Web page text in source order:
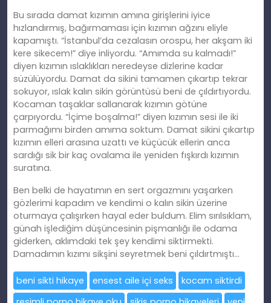
Bu sırada damat kızımın amına girişlerini iyice
hızlandırmış, bağırmaması için kızımın ağzını eliyle
kapamıştı. “İstanbul’da cezalasın orospu, her akşam iki
kere sikecem!” diye inliyordu. “Amımda su kalmadı!”
diyen kızımın ıslaklıkları neredeyse dizlerine kadar
süzülüyordu. Damat da sikini tamamen çıkartıp tekrar
sokuyor, ıslak kalın sikin görüntüsü beni de çıldırtıyordu.
Kocaman taşaklar sallanarak kızımın götüne
çarpıyordu. “İçime boşalma!” diyen kızımın sesi ile iki
parmağımı birden amıma soktum. Damat sikini çıkartıp
kızımın elleri arasına uzattı ve küçücük ellerin anca
sardığı sik bir kaç ovalama ile yeniden fışkırdı kızımın
suratına.
Ben belki de hayatımın en sert orgazmını yaşarken
gözlerimi kapadım ve kendimi o kalın sikin üzerine
oturmaya çalışırken hayal eder buldum. Elim sırılsıklam,
günah işlediğim düşüncesinin pişmanlığı ile odama
giderken, aklımdaki tek şey kendimi siktirmekti.
Damadımın kızımı sikşini seyretmek beni çıldırtmıştı…
beni sikti hikaye ensest aile içi seks
kocam siktirdi